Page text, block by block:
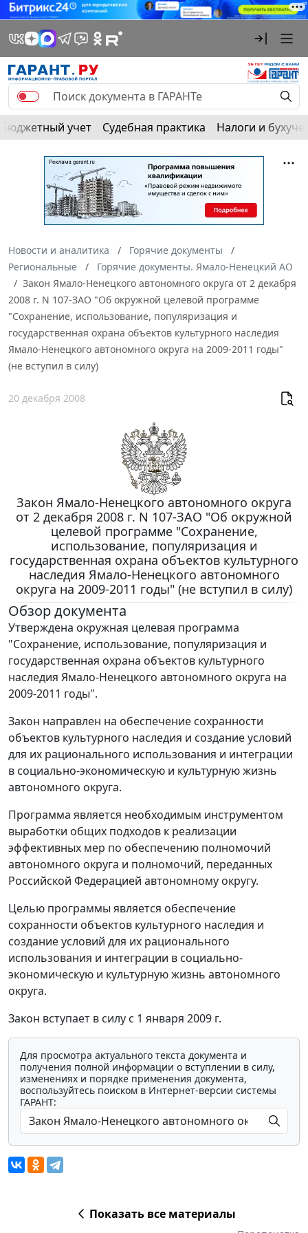
Бюджетный учет Судебная практика Налоги и
Новости и аналитика
Горячие документы
Региональные
Горячие документы. Ямало-Ненецкий АО
Закон Ямало-Ненецкого автономного округа от 2 декабря
2008 г. N 107-ЗАО "Об окружной целевой программе
"Сохранение, использование, популяризация и
государственная охрана объектов культурного наследия
Ямало-Ненецкого автономного округа на 2009-2011 годы"
(не вступил в силу)
20 декабря 2008
Закон Ямало-Ненецкого автономного округа
от 2 декабря 2008 г. N 107-ЗАО "Об окружной
целевой программе "Сохранение,
использование, популяризация и
государственная охрана объектов культурного
наследия Ямало-Ненецкого автономного
округа на 2009-2011 годы" (не вступил в силу)
Обзор документа
Утверждена окружная целевая программа
"Сохранение, использование, популяризация и
государственная охрана объектов культурного
наследия Ямало-Ненецкого автономного округа на
2009-2011 годы".
Закон направлен на обеспечение сохранности
объектов культурного наследия и создание условий
для их рационального использования и интеграции
в социально-экономическую и культурную жизнь
автономного округа.
Программа является необходимым инструментом
выработки общих подходов к реализации
эффективных мер по обеспечению полномочий
автономного округа и полномочий, переданных
Российской Федерацией автономному округу.
Целью программы является обеспечение
сохранности объектов культурного наследия и
создание условий для их рационального
использования и интеграции в социально-
экономическую и культурную жизнь автономного
округа.
Закон вступает в силу с 1 января 2009 г.
Для просмотра актуального текста документа и
получения полной информации о вступлении в силу,
изменениях и порядке применения документа,
воспользуйтесь поиском в Интернет-версии системы
ГАРАНТ:
Показать все материалы